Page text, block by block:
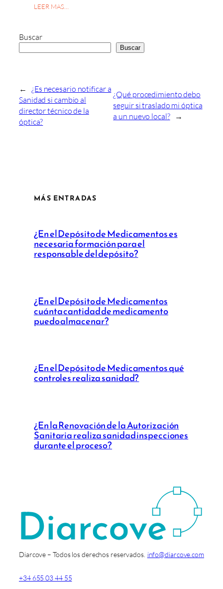
LEER MAS…
Buscar
Buscar
← ¿Es necesario notificar a
Sanidad si cambio al
director técnico de la
óptica?
¿Qué procedimiento debo
seguir si traslado mi óptica
a un nuevo local?
→
MÁS ENTRADAS
¿En el Depósito de Medicamentos es
necesaria formación para el
responsable del depósito?
¿En el Depósito de Medicamentos
cuánta cantidad de medicamento
puedo almacenar?
¿En el Depósito de Medicamentos qué
controles realiza sanidad?
¿En la Renovación de la Autorización
Sanitaria realiza sanidad inspecciones
durante el proceso?
Diarcove – Todos los derechos reservados. info@diarcove.com
+34 655 03 44 55